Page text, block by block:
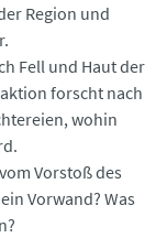
Region und
Fell und Haut der
forscht nach
wohin
Vorstoß des
Vorwand? Was